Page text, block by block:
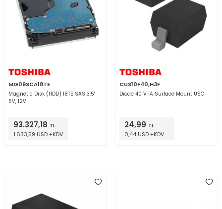
MG09SCA18TE
Magnetic Disk (HDD) 18TB SAS 3.5"
5V, 12V
93.327,18 TL
1.633,59 USD +KDV
CUS10F40,H3F
Diode 40 V 1A Surface Mount USC
24,99 TL
0,44 USD +KDV